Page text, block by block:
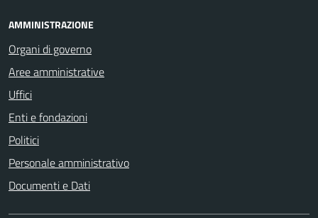
AMMINISTRAZIONE
Organi di governo
Aree amministrative
Uffici
Enti e fondazioni
Politici
Personale amministrativo
Documenti e Dati